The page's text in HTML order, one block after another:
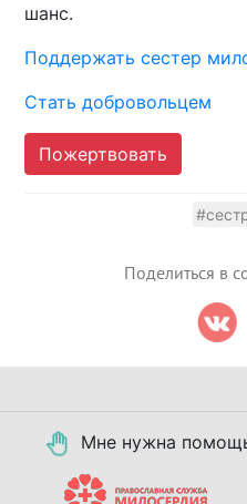
шанс.
Поддержать сестер
Стать добровольцем
Пожертвовать
Поделиться в
Мне нужна